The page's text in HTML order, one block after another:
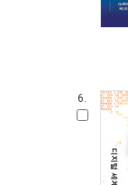
6.